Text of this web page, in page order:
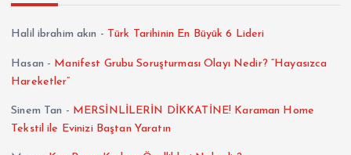
Halil ibrahim akın - Türk Tarihinin En Büyük 6 Lideri
Hasan - Manifest Grubu Soruşturması Olayı Nedir? “Hayasızca
Hareketler”
Sinem Tan - MERSİNLİLERİN DİKKATİNE! Karaman Home
Tekstil ile Evinizi Baştan Yaratın